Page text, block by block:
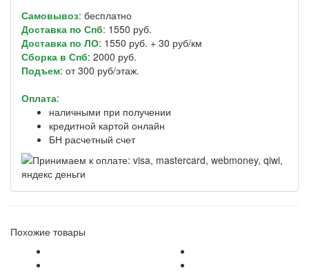
Самовывоз: бесплатно
Доставка по Спб: 1550 руб.
Доставка по ЛО: 1550 руб. + 30 руб/км
Сборка в Спб: 2000 руб.
Подъем: от 300 руб/этаж.
Оплата:
наличными при получении
кредитной картой онлайн
БН расчетный счет
Похожие товары